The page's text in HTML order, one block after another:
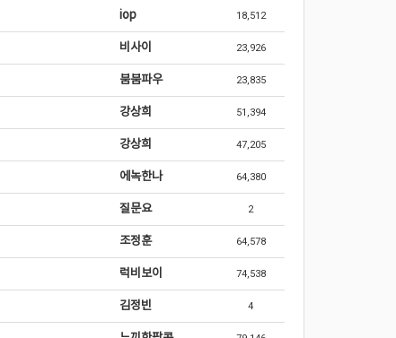
iop 18,512
비사이 23,926
붐붐파우 23,835
강상희 51,394
강상희 47,205
에녹한나 64,380
질문요 2
조정훈 64,578
럭비보이 74,538
김정빈 4